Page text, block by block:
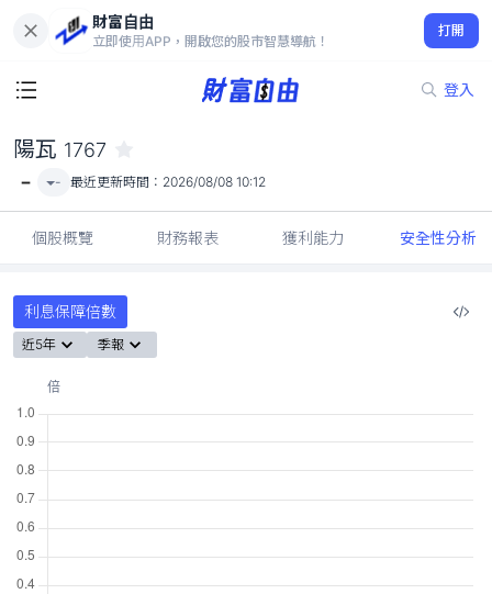
財富自由
立即使用APP，開啟您的股市智慧導航！
打開
登入
-
陽瓦 1767
- - 最近更新時間： 2026/08/08 10:12
個股概覽 財務報表 獲利能力 安全性分析
利息保障倍數
近5年 季報